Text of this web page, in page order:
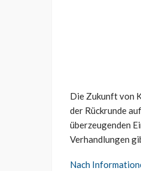
Die Zukunft von
der Rückrunde
überzeugenden
Verhandlungen
Nach